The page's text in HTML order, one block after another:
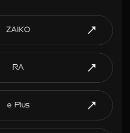
ZAIKO
RA
e Plus